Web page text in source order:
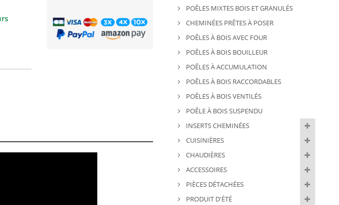
POÊLES MIXTES BOIS ET GRANULÉS
CHEMINÉES PRÊTES À POSER
POÊLES À BOIS AVEC FOUR
POÊLES À BOIS BOUILLEUR
POÊLES À ACCUMULATION
POÊLES À BOIS RACCORDABLES
POÊLES À BOIS VENTILÉS
POÊLE À BOIS SUSPENDU
INSERTS CHEMINÉES
CUISINIÈRES
CHAUDIÈRES
ACCESSOIRES
PIÈCES DÉTACHÉES
PRODUIT D'ÉTÉ